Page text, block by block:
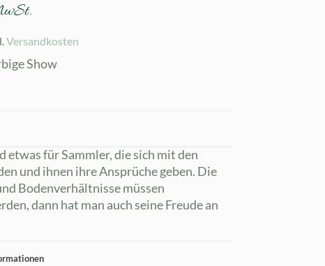
Versandkosten
Show
etwas für Sammler, die sich mit den
und ihnen ihre Ansprüche geben. Die
Bodenverhältnisse müssen
dann hat man auch seine Freude an